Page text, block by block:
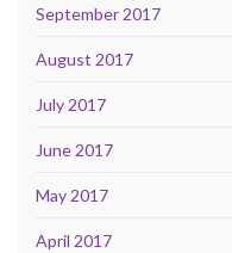
September 2017
August 2017
July 2017
June 2017
May 2017
April 2017